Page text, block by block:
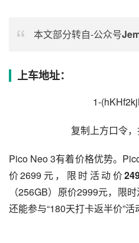
本文部分转自-公众号
上车地址：
1-
复制上方口令
Pico Neo 3有着价格优势。
价2699元，限时活动价
（256GB）原价2999元，限
还能参与“180天打卡返半价”活